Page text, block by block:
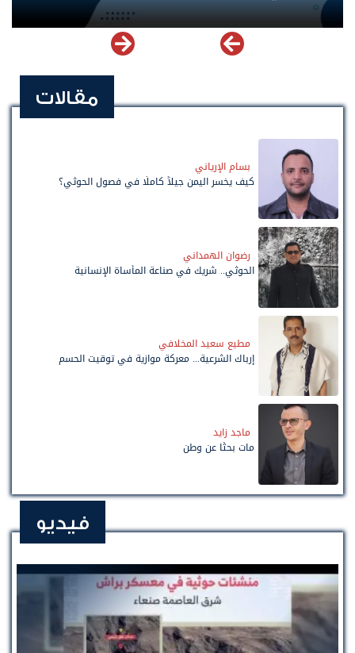
مقالات
بسام الإرياني
كيف يخسر اليمن جيلاً كاملًا في فصول الحوثي؟
رضوان الهمداني
الحوثي.. شريك في صناعة المأساة الإنسانية
مطيع سعيد المخلافي
إرباك الشرعية... معركة موازية في توقيت الحسم
ماجد زايد
مات بحثًا عن وطن
فيديو